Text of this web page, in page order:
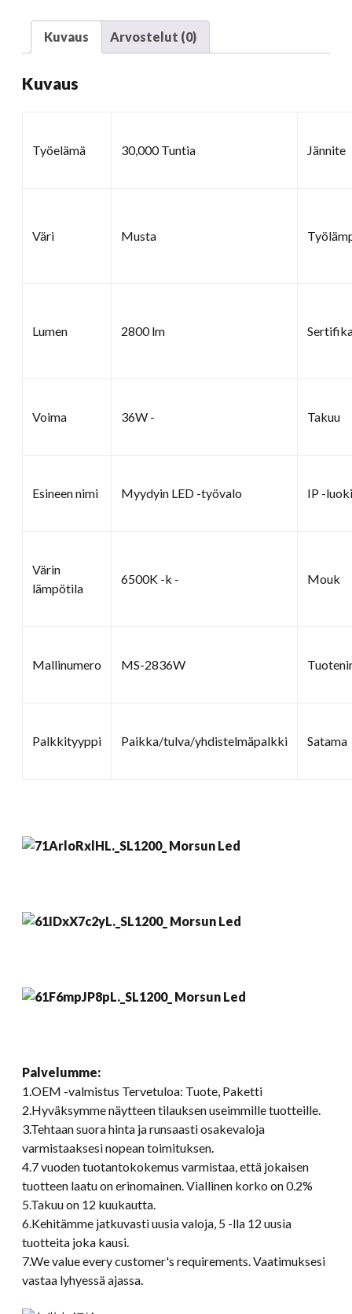
Kuvaus Arvostelut (0)
Kuvaus
Työelämä 30,000 Tuntia Jännite
Väri Musta
Lumen 2800 lm
Voima 36W - Takuu
Esineen nimi Myydyin LED -työvalo IP -
Värin
lämpötila
6500K -k - Mouk
Mallinumero MS-2836W
Palkkityyppi Paikka/tulva/yhdistelmäpalkki Satama
Palvelumme:
1.OEM -valmistus Tervetuloa: Tuote, Paketti
2.Hyväksymme näytteen tilauksen useimmille tuotteille.
3.Tehtaan suora hinta ja runsaasti osakevaloja
varmistaaksesi nopean toimituksen.
4.7 vuoden tuotantokokemus varmistaa, että jokaisen
tuotteen laatu on erinomainen. Viallinen korko on 0.2%
5.Takuu on 12 kuukautta.
6.Kehitämme jatkuvasti uusia valoja, 5 -lla 12 uusia
tuotteita joka kausi.
7.We value every customer's requirements . Vaatimuksesi
vastaa lyhyessä ajassa.